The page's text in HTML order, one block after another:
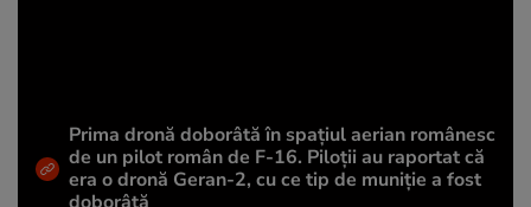
Prima dronă doborâtă în spațiul aerian românesc
de un pilot român de F-16. Piloții au raportat că
era o dronă Geran-2, cu ce tip de muniție a fost